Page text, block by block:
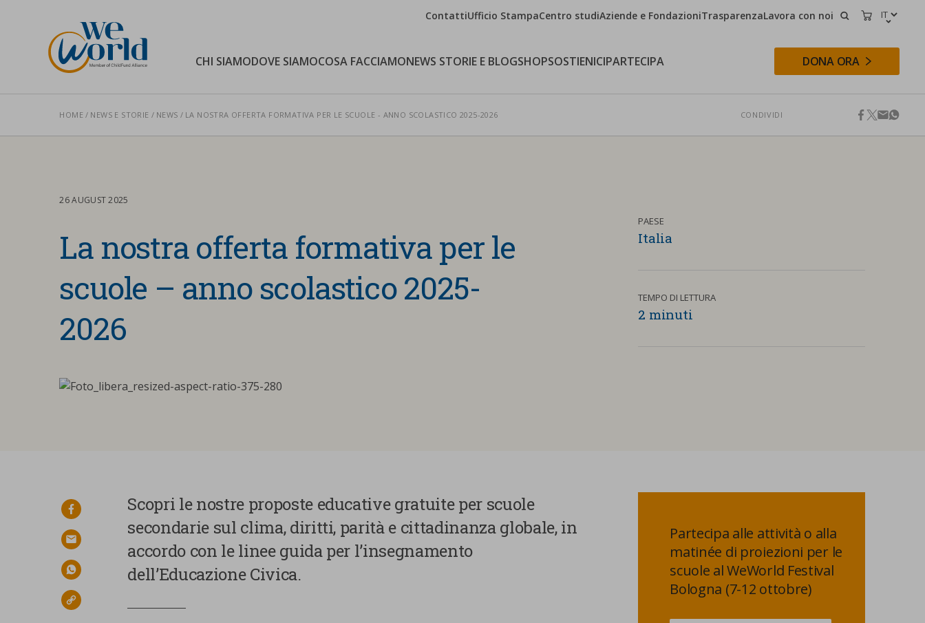
WeWorld Onlus CHI SIAMODOVE SIAMOCOSA FACCIAMONEWS STORIE E BLOGSHOPSOSTIENICIPARTECIPA
ContattiUfficio StampaCentro studiAziende e FondazioniTrasparenzaLavora con noi CERCACARRELLO
DONA ORA
Cerca nel sito
HOME NEWS E STORIE NEWS LA NOSTRA OFFERTA FORMATIVA PER LE SCUOLE - ANNO SCOLASTICO 2025-2026 CONDIVIDI facebook
twitter
email
26 AUGUST 2025
La nostra offerta formativa per le
scuole – anno scolastico 2025-
2026
PAESE
Italia
TEMPO DI LETTURA
2 minuti
facebook
email
whatsapp
link
Scopri le nostre proposte educative gratuite per scuole
secondarie sul clima, diritti, parità e cittadinanza globale, in
accordo con le linee guida per l’insegnamento
dell’Educazione Civica.
Partecipa alle attività o alla
matinée di proiezioni per le
scuole al WeWorld Festival
Bologna (7-12 ottobre)